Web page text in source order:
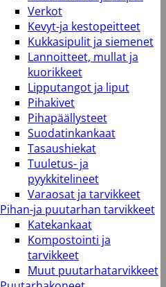
Verkot
Kevyt-ja kestopeitteet
Kukkasipulit ja siemenet
Lannoitteet, mullat ja
kuorikkeet
Lipputangot ja liput
Pihakivet
Pihapäällysteet
Suodatinkankaat
Tasaushiekat
Tuuletus- ja
pyykkitelineet
Varaosat ja tarvikkeet
Pihan-ja puutarhan tarvikkeet
Katekankaat
Kompostointi ja
tarvikkeet
Muut puutarhatarvikkeet